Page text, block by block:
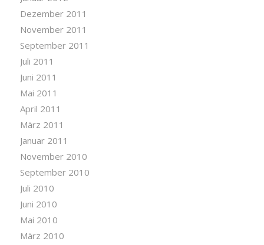
Dezember 2011
November 2011
September 2011
Juli 2011
Juni 2011
Mai 2011
April 2011
März 2011
Januar 2011
November 2010
September 2010
Juli 2010
Juni 2010
Mai 2010
März 2010